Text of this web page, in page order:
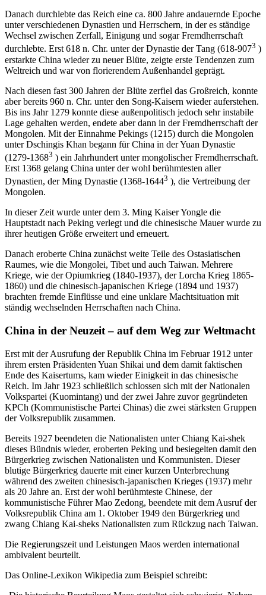
Danach durchlebte das Reich eine ca. 800 Jahre andauernde Epoche
unter verschiedenen Dynastien und Herrschern, in der es ständige
Wechsel zwischen Zerfall, Einigung und sogar Fremdherrschaft
durchlebte. Erst 618 n. Chr. unter der Dynastie der Tang (618-9073 )
erstarkte China wieder zu neuer Blüte, zeigte erste Tendenzen zum
Weltreich und war von florierendem Außenhandel geprägt.
Nach diesen fast 300 Jahren der Blüte zerfiel das Großreich, konnte
aber bereits 960 n. Chr. unter den Song-Kaisern wieder auferstehen.
Bis ins Jahr 1279 konnte diese außenpolitisch jedoch sehr instabile
Lage gehalten werden, endete aber dann in der Fremdherrschaft der
Mongolen. Mit der Einnahme Pekings (1215) durch die Mongolen
unter Dschingis Khan begann für China in der Yuan Dynastie
(1279-13683 ) ein Jahrhundert unter mongolischer Fremdherrschaft.
Erst 1368 gelang China unter der wohl berühmtesten aller
Dynastien, der Ming Dynastie (1368-16443 ), die Vertreibung der
Mongolen.
In dieser Zeit wurde unter dem 3. Ming Kaiser Yongle die
Hauptstadt nach Peking verlegt und die chinesische Mauer wurde zu
ihrer heutigen Größe erweitert und erneuert.
Danach eroberte China zunächst weite Teile des Ostasiatischen
Raumes, wie die Mongolei, Tibet und auch Taiwan. Mehrere
Kriege, wie der Opiumkrieg (1840-1937), der Lorcha Krieg 1865-
1860) und die chinesisch-japanischen Kriege (1894 und 1937)
brachten fremde Einflüsse und eine unklare Machtsituation mit
ständig wechselnden Herrschaften nach China.
China in der Neuzeit – auf dem Weg zur Weltmacht
Erst mit der Ausrufung der Republik China im Februar 1912 unter
ihrem ersten Präsidenten Yuan Shikai und dem damit faktischen
Ende des Kaisertums, kam wieder Einigkeit in das chinesische
Reich. Im Jahr 1923 schließlich schlossen sich mit der Nationalen
Volkspartei (Kuomintang) und der zwei Jahre zuvor gegründeten
KPCh (Kommunistische Partei Chinas) die zwei stärksten Gruppen
der Volksrepublik zusammen.
Bereits 1927 beendeten die Nationalisten unter Chiang Kai-shek
dieses Bündnis wieder, eroberten Peking und besiegelten damit den
Bürgerkrieg zwischen Nationalisten und Kommunisten. Dieser
blutige Bürgerkrieg dauerte mit einer kurzen Unterbrechung
während des zweiten chinesisch-japanischen Krieges (1937) mehr
als 20 Jahre an. Erst der wohl berühmteste Chinese, der
kommunistische Führer Mao Zedong, beendete mit dem Ausruf der
Volksrepublik China am 1. Oktober 1949 den Bürgerkrieg und
zwang Chiang Kai-sheks Nationalisten zum Rückzug nach Taiwan.
Die Regierungszeit und Leistungen Maos werden international
ambivalent beurteilt.
Das Online-Lexikon Wikipedia zum Beispiel schreibt: